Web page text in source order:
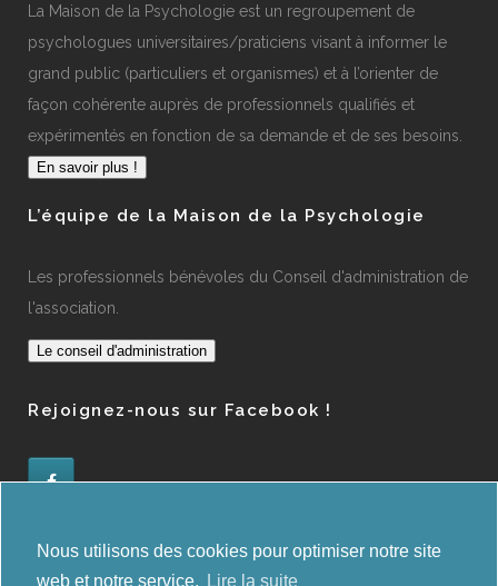
La Maison de la Psychologie est un regroupement de
psychologues universitaires/praticiens visant à informer le
grand public (particuliers et organismes) et à l’orienter de
façon cohérente auprès de professionnels qualifiés et
expérimentés en fonction de sa demande et de ses besoins.
En savoir plus !
L’équipe de la Maison de la Psychologie
Les professionnels bénévoles du Conseil d'administration de
l'association.
Le conseil d'administration
Rejoignez-nous sur Facebook !
Administration des orientations
Nous utilisons des cookies pour optimiser notre site
web et notre service.
Lire la suite